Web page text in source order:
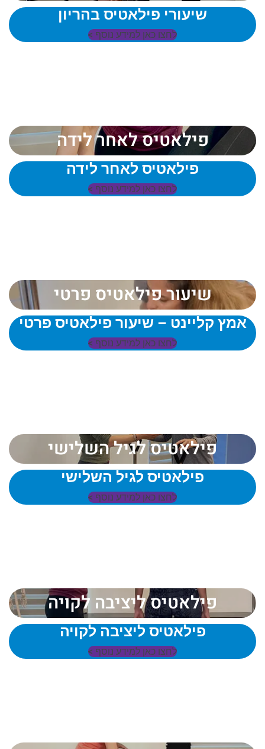
שיעורי פילאטיס בהריון
לחצו כאן למידע נוסף >
פילאטיס לאחר לידה
פילאטיס לאחר לידה
לחצו כאן למידע נוסף >
שיעור פילאטיס פרטי
אמץ קליינט – שיעור פילאטיס פרטי
לחצו כאן למידע נוסף >
פילאטיס לגיל השלישי
פילאטיס לגיל השלישי
לחצו כאן למידע נוסף >
פילאטיס ליציבה לקויה
פילאטיס ליציבה לקויה
לחצו כאן למידע נוסף >